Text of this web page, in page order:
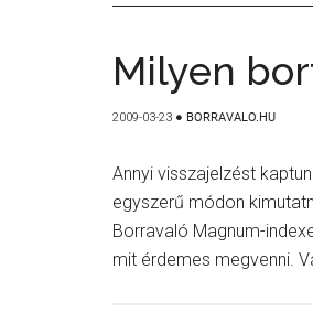
Milyen
2009-03-23 ● BORRAVALO.HU
Annyi visszajelzést
egyszerű módon
Borravaló Magnum-
mit érdemes megvenni.